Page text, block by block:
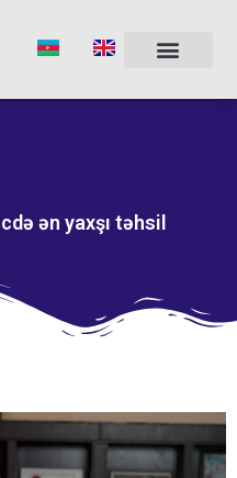
ən yaxşı təhsil